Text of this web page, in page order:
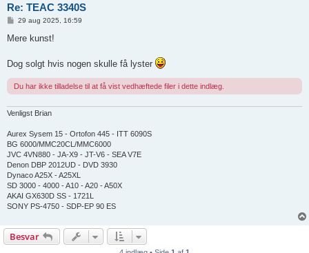
Re: TEAC 3340S
d
g
29 aug 2025, 16:59
Mere kunst!
Dog solgt hvis nogen skulle få lyster
Du har ikke tilladelse til at få vist vedhæftede filer i dette indlæg.
Venligst Brian
Aurex Sysem 15 - Ortofon 445 - ITT 6090S
BG 6000/MMC20CL/MMC6000
JVC 4VN880 - JA-X9 - JT-V6 - SEA V7E
Denon DBP 2012UD - DVD 3930
Dynaco A25X - A25XL
SD 3000 - 4000 - A10 - A20 - A50X
AKAI GX630D SS - 1721L
SONY PS-4750 - SDP-EP 90 ES
Besvar